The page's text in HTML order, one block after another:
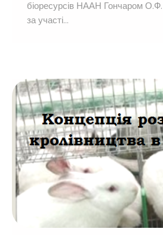
біоресурсів НААН Гончаром
за участі...